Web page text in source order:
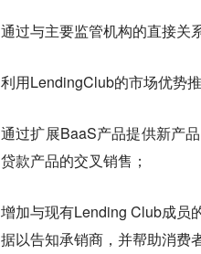
通过与主要监管机构的直接关
利用LendingClub的市场优势
通过扩展BaaS产品提供新产
贷款产品的交叉销售；
增加与现有Lending Club成员
据以告知承销商，并帮助消费